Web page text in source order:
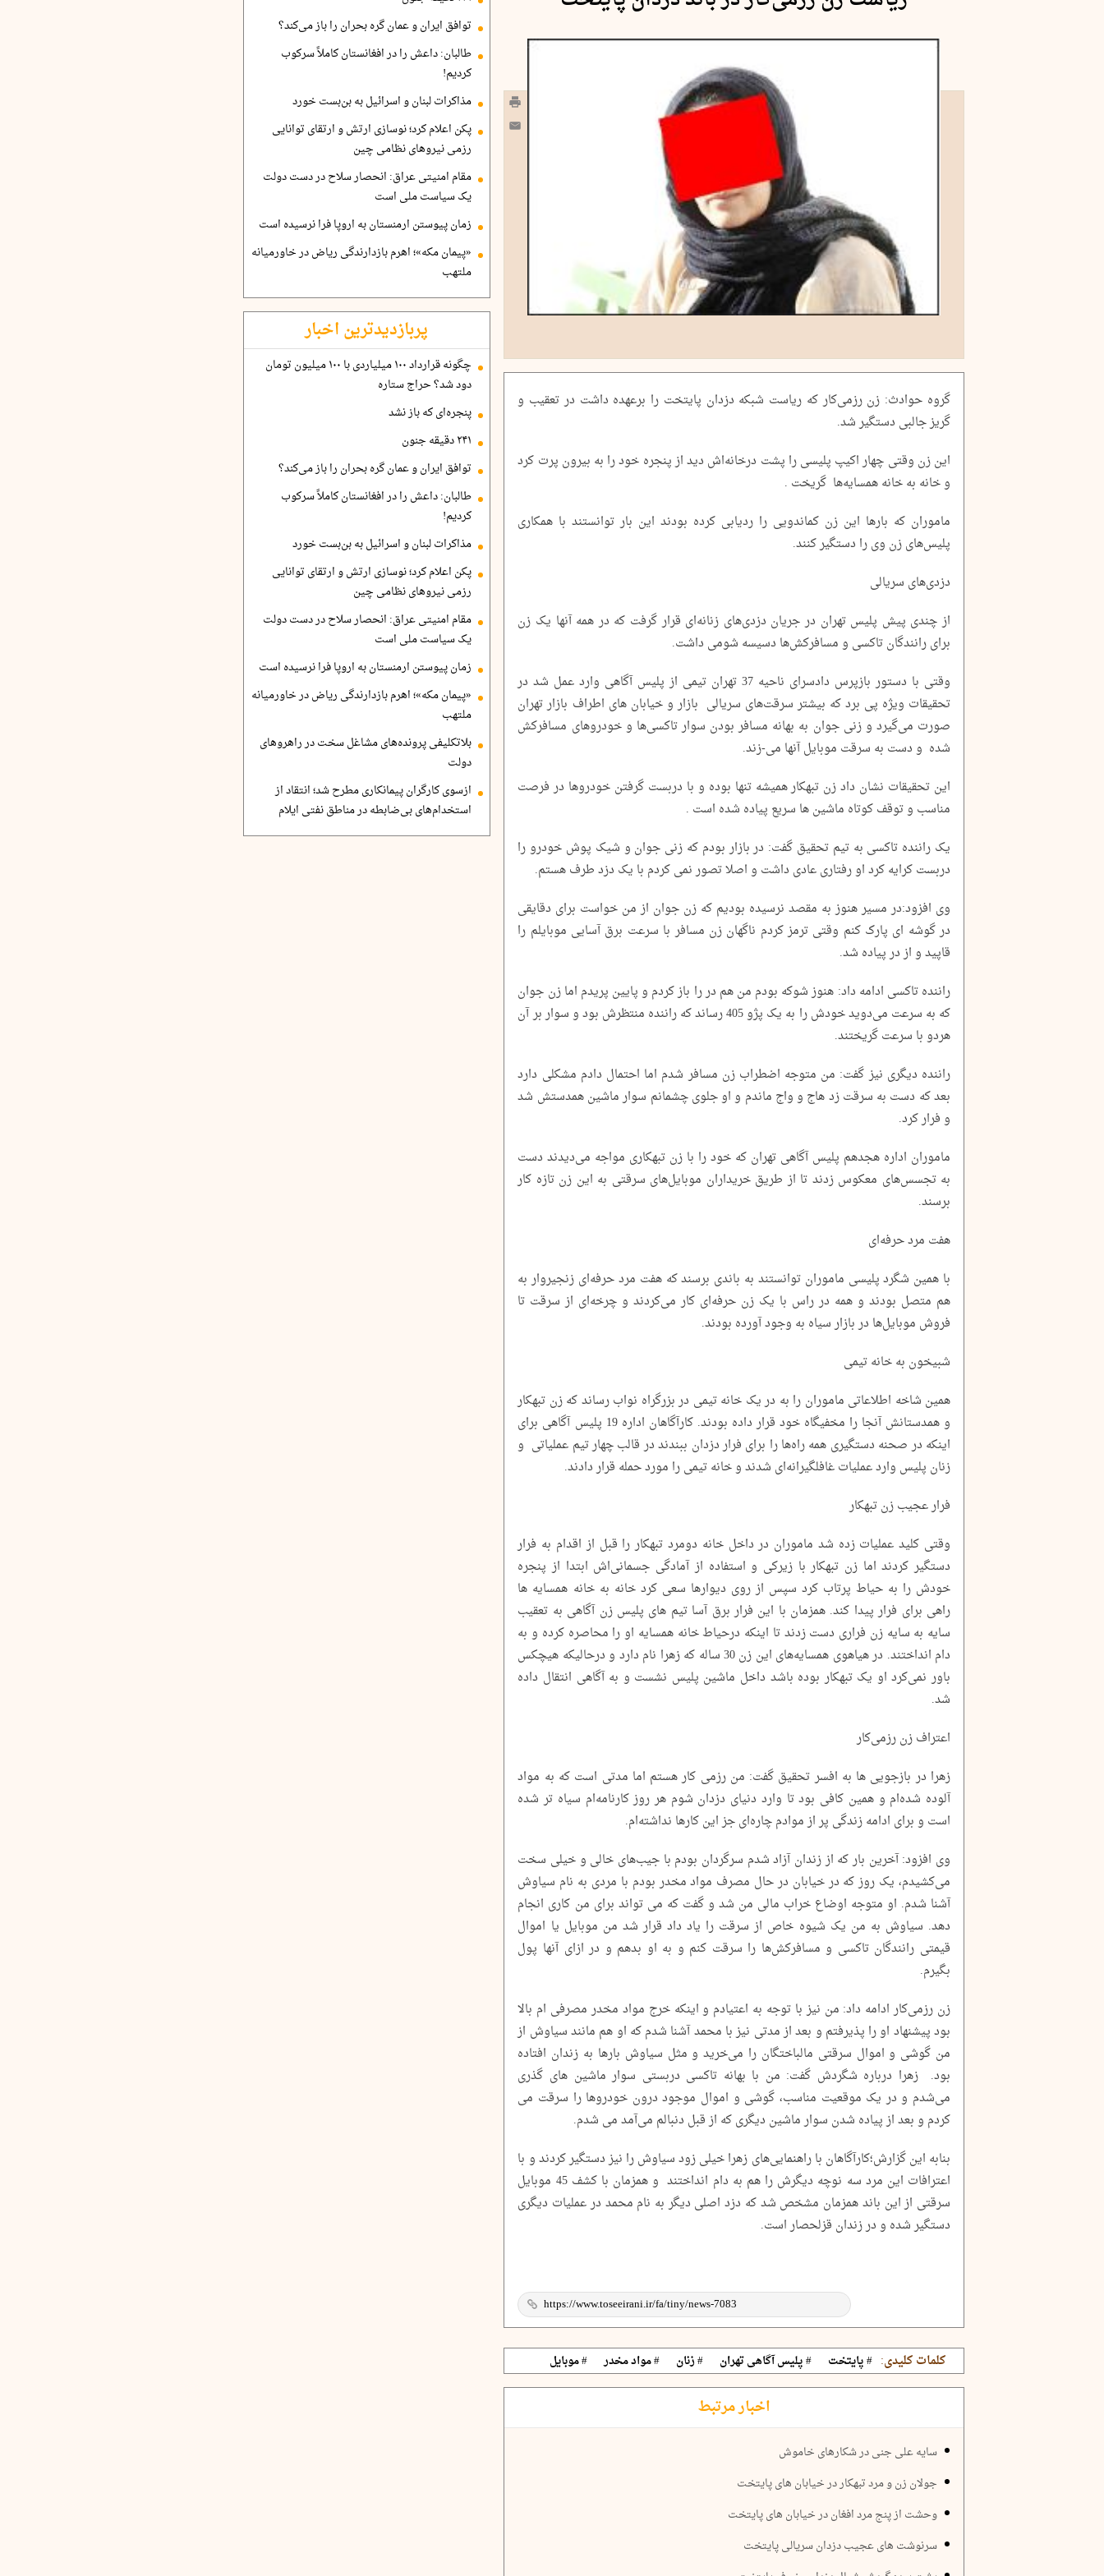
گروه حوادث: زن رزمی‌کار که ریاست شبکه دزدان پایتخت را برعهده داشت در تعقیب و
گریز جالبی دستگیر شد.
این زن وقتی چهار اکیپ پلیسی را پشت درخانه‌اش دید از پنجره خود را به بیرون پرت کرد
و خانه به خانه همسایه‌ها گریخت .
ماموران که بارها این زن کماندویی را ردیابی کرده بودند این بار توانستند با همکاری
پلیس‌های زن وی را دستگیر کنند.
دزدی‌های سریالی
از چندی پیش پلیس تهران در جریان دزدی‌های زنانه‌ای قرار گرفت که در همه آنها یک زن
برای رانندگان تاکسی و مسافرکش‌ها دسیسه شومی داشت.
وقتی با دستور بازپرس دادسرای ناحیه 37 تهران تیمی از پلیس آگاهی وارد عمل شد در
تحقیقات ویژه پی برد که بیشتر سرقت‌های سریالی بازار و خیابان های اطراف بازار تهران
صورت می‌گیرد و زنی جوان به بهانه مسافر بودن سوار تاکسی‌ها و خودروهای مسافرکش
شده و دست به سرقت موبایل آنها می-زند.
این تحقیقات نشان داد زن تبهکار همیشه تنها بوده و با دربست گرفتن خودروها در فرصت
مناسب و توقف کوتاه ماشین ها سریع پیاده شده است .
یک راننده تاکسی به تیم تحقیق گفت: در بازار بودم که زنی جوان و شیک پوش خودرو را
دربست کرایه کرد او رفتاری عادی داشت و اصلا تصور نمی کردم با یک دزد طرف هستم.
وی افزود:در مسیر هنوز به مقصد نرسیده بودیم که زن جوان از من خواست برای دقایقی
در گوشه ای پارک کنم وقتی ترمز کردم ناگهان زن مسافر با سرعت برق آسایی موبایلم را
قاپید و از در پیاده شد.
راننده تاکسی ادامه داد: هنوز شوکه بودم من هم در را باز کردم و پایین پریدم اما زن جوان
که به سرعت می‌دوید خودش را به یک پژو 405 رساند که راننده منتظرش بود و سوار بر آن
هردو با سرعت گریختند.
راننده دیگری نیز گفت: من متوجه اضطراب زن مسافر شدم اما احتمال دادم مشکلی دارد
بعد که دست به سرقت زد هاج و واج ماندم و او جلوی چشمانم سوار ماشین همدستش شد
و فرار کرد.
ماموران اداره هجدهم پلیس آگاهی تهران که خود را با زن تبهکاری مواجه می‌دیدند دست
به تجسس‌های معکوس زدند تا از طریق خریداران موبایل‌های سرقتی به این زن تازه کار
برسند.
هفت مرد حرفه‌ای
با همین شگرد پلیسی ماموران توانستند به باندی برسند که هفت مرد حرفه‌ای زنجیروار به
هم متصل بودند و همه در راس با یک زن حرفه‌ای کار می‌کردند و چرخه‌ای از سرقت تا
فروش موبایل‌ها در بازار سیاه به وجود آورده بودند.
شبیخون به خانه تیمی
همین شاخه اطلاعاتی ماموران را به در یک خانه تیمی در بزرگراه نواب رساند که زن تبهکار
و همدستانش آنجا را مخفیگاه خود قرار داده بودند. کارآگاهان اداره 19 پلیس آگاهی برای
اینکه در صحنه دستگیری همه راه‌ها را برای فرار دزدان ببندند در قالب چهار تیم عملیاتی و
زنان پلیس وارد عملیات غافلگیرانه‌ای شدند و خانه تیمی را مورد حمله قرار دادند.
فرار عجیب زن تبهکار
وقتی کلید عملیات زده شد ماموران در داخل خانه دومرد تبهکار را قبل از اقدام به فرار
دستگیر کردند اما زن تبهکار با زیرکی و استفاده از آمادگی جسمانی‌اش ابتدا از پنجره
خودش را به حیاط پرتاب کرد سپس از روی دیوارها سعی کرد خانه به خانه همسایه ها
راهی برای فرار پیدا کند. همزمان با این فرار برق آسا تیم های پلیس زن آگاهی به تعقیب
سایه به سایه زن فراری دست زدند تا اینکه درحیاط خانه همسایه او را محاصره کرده و به
دام انداختند. در هیاهوی همسایه‌های این زن 30 ساله که زهرا نام دارد و درحالیکه هیچکس
باور نمی‌کرد او یک تبهکار بوده باشد داخل ماشین پلیس نشست و به آگاهی انتقال داده
شد.
اعتراف زن رزمی‌کار
زهرا در بازجویی ها به افسر تحقیق گفت: من رزمی کار هستم اما مدتی است که به مواد
آلوده شده‌ام و همین کافی بود تا وارد دنیای دزدان شوم هر روز کارنامه‌ام سیاه تر شده
است و برای ادامه زندگی پر از موادم چاره‌ای جز این کارها نداشته‌ام.
وی افزود: آخرین بار که از زندان آزاد شدم سرگردان بودم با جیب‌های خالی و خیلی سخت
می‌کشیدم، یک روز که در خیابان در حال مصرف مواد مخدر بودم با مردی به نام سیاوش
آشنا شدم. او متوجه اوضاع خراب مالی من شد و گفت که می تواند برای من کاری انجام
دهد. سیاوش به من یک شیوه خاص از سرقت را یاد داد قرار شد من موبایل یا اموال
قیمتی رانندگان تاکسی و مسافرکش‌ها را سرقت کنم و به او بدهم و در ازای آنها پول
بگیرم.
زن رزمی‌کار ادامه داد: من نیز با توجه به اعتیادم و اینکه خرج مواد مخدر مصرفی ام بالا
بود پیشنهاد او را پذیرفتم و بعد از مدتی نیز با محمد آشنا شدم که او هم مانند سیاوش از
من گوشی و اموال سرقتی مالباختگان را می‌خرید و مثل سیاوش بارها به زندان افتاده
بود. زهرا درباره شگردش گفت: من با بهانه تاکسی دربستی سوار ماشین های گذری
می‌شدم و در یک موقعیت مناسب، گوشی و اموال موجود درون خودروها را سرقت می
کردم و بعد از پیاده شدن سوار ماشین دیگری که از قبل دنبالم می‌آمد می شدم.
بنابه این گزارش؛کارآگاهان با راهنمایی‌های زهرا خیلی زود سیاوش را نیز دستگیر کردند و با
اعترافات این مرد سه نوچه دیگرش را هم به دام انداختند و همزمان با کشف 45 موبایل
سرقتی از این باند همزمان مشخص شد که دزد اصلی دیگر به نام محمد در عملیات دیگری
دستگیر شده و در زندان قزلحصار است.
کلمات کلیدی: # پایتخت # پلیس آگاهی تهران # زنان # مواد مخدر # موبایل
اخبار مرتبط
سایه علی جنی در شکارهای خاموش
جولان زن و مرد تبهکار در خیابان های پایتخت
وحشت از پنج مرد افغان در خیابان های پایتخت
سرنوشت های عجیب دزدان سریالی پایتخت
توافق ایران و عمان گره بحران را باز می‌کند؟
طالبان: داعش را در افغانستان کاملاً سرکوب
کردیم!
مذاکرات لبنان و اسرائیل به بن‌بست خورد
پکن اعلام کرد؛ نوسازی ارتش و ارتقای توانایی
رزمی نیروهای نظامی چین
مقام امنیتی عراق: انحصار سلاح در دست دولت
یک سیاست ملی است
زمان پیوستن ارمنستان به اروپا فرا نرسیده است
«پیمان مکه»؛ اهرم بازدارندگی ریاض در خاورمیانه
ملتهب
پربازدیدترین اخبار
چگونه قرارداد ۱۰۰ میلیاردی با ۱۰۰ میلیون تومان
دود شد؟ حراج ستاره
پنجره‌ای که باز نشد
۲۴۱ دقیقه جنون
توافق ایران و عمان گره بحران را باز می‌کند؟
طالبان: داعش را در افغانستان کاملاً سرکوب
کردیم!
مذاکرات لبنان و اسرائیل به بن‌بست خورد
پکن اعلام کرد؛ نوسازی ارتش و ارتقای توانایی
رزمی نیروهای نظامی چین
مقام امنیتی عراق: انحصار سلاح در دست دولت
یک سیاست ملی است
زمان پیوستن ارمنستان به اروپا فرا نرسیده است
«پیمان مکه»؛ اهرم بازدارندگی ریاض در خاورمیانه
ملتهب
بلاتکلیفی پرونده‌های مشاغل سخت در راهروهای
دولت
ازسوی کارگران پیمانکاری مطرح شد؛ انتقاد از
استخدام‌های بی‌ضابطه در مناطق نفتی ایلام